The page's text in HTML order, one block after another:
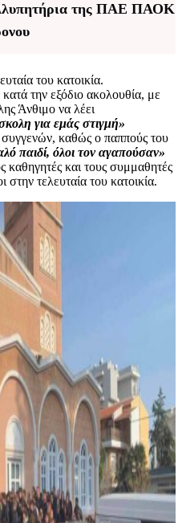
της ΠΑΕ ΠΑΟΚ
του κατοικία.
κατά την εξόδιο ακολουθία, με
Άνθιμο να λέει
για εμάς στιγμή»
καθώς ο παππούς του
παιδί, όλοι τον αγαπούσαν»
καθηγητές και τους συμμαθητές
στην τελευταία του κατοικία.